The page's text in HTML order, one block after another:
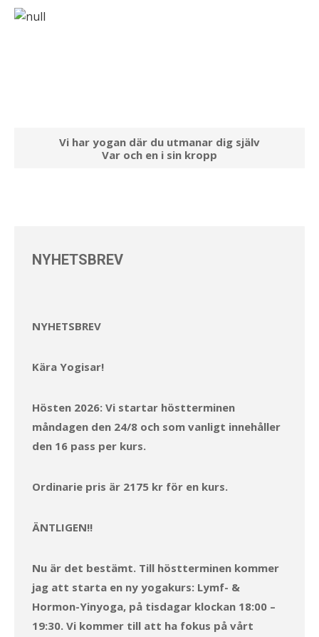
Vi har yogan där du utmanar dig själv
Var och en i sin kropp
NYHETSBREV
NYHETSBREV
Kära Yogisar!
Hösten 2026: Vi startar höstterminen
måndagen den 24/8 och som vanligt innehåller
den 16 pass per kurs.
Ordinarie pris är 2175 kr för en kurs.
ÄNTLIGEN!!
Nu är det bestämt. Till höstterminen kommer
jag att starta en ny yogakurs: Lymf- &
Hormon-Yinyoga, på tisdagar klockan 18:00 –
19:30. Vi kommer till att ha fokus på vårt